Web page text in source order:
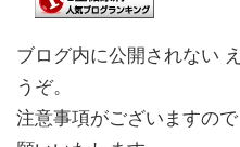
ブログ内に公開されない
うぞ。
注意事項がございますの